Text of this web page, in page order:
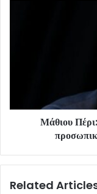
Μάθιου
Related